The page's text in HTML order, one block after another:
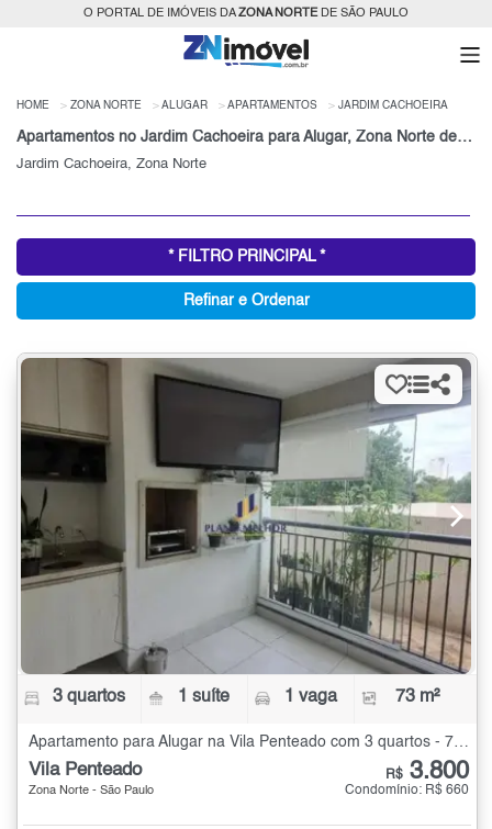
O PORTAL DE IMÓVEIS DAZONA NORTEDE SÃO PAULO
HOME ZONA NORTE ALUGAR APARTAMENTOS JARDIM CACHOEIRA
Apartamentos no Jardim Cachoeira para Alugar, Zona Norte de São Paulo, SP
Jardim Cachoeira, Zona Norte
* FILTRO PRINCIPAL *
Refinar e Ordenar
3 quartos 1 suíte 1 vaga 73 m²
Apartamento para Alugar na Vila Penteado com 3 quartos - 73 m²
Vila Penteado
Zona Norte - São Paulo
R$ 3.800
Condomínio: R$ 660